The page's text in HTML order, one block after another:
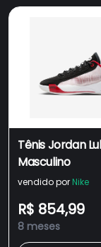
Tênis Jordan
Masculino
vendido por Nike
R$ 854,99
8 meses